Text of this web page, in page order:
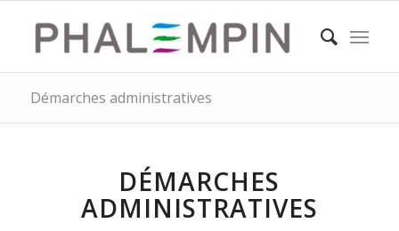
Démarches administratives
DÉMARCHES
ADMINISTRATIVES